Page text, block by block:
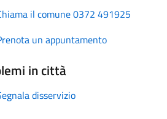
il comune 0372 491925
un appuntamento
in città
disservizio